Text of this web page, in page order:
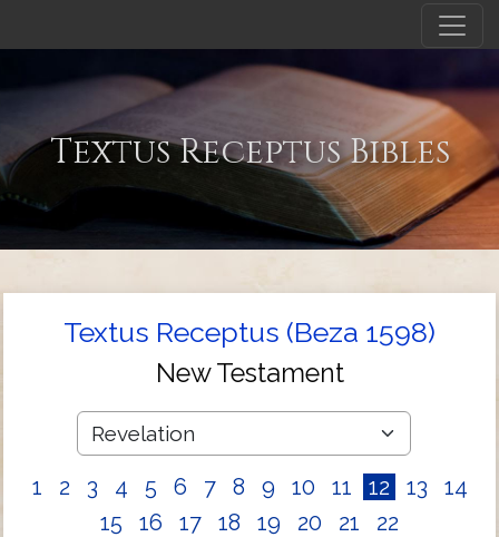
Textus Receptus Bibles
Textus Receptus (Beza 1598)
New Testament
1 2 3 4 5 6 7 8 9 10 11 12 13
14
15
16 17 18 19 20 21 22